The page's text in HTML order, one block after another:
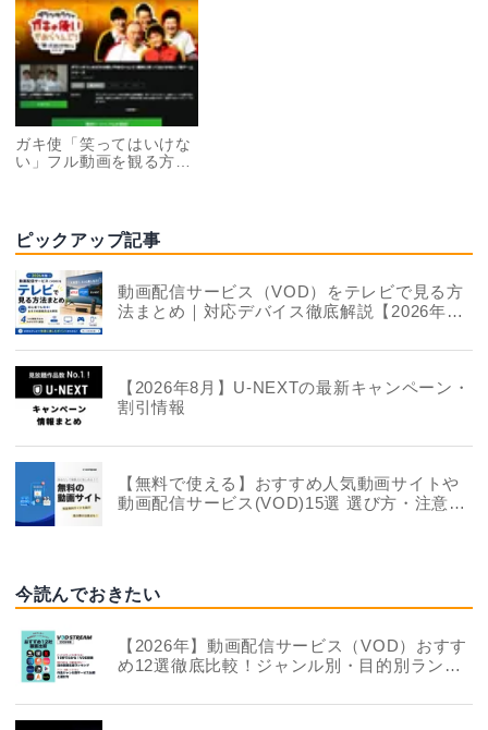
ガキ使「笑ってはいけな
い」フル動画を観る方
ピックアップ記事
動画配信サービス（VOD）をテレビで見る方
法まとめ｜対応デバイス徹底解説【2026年
【2026年8月】U-NEXTの最新キャンペーン・
割引情報
【無料で使える】おすすめ人気動画サイトや
動画配信サービス(VOD)15選 選び方・注意点
今読んでおきたい
【2026年】動画配信サービス（VOD）おすす
め12選徹底比較！ジャンル別・目的別ランキ